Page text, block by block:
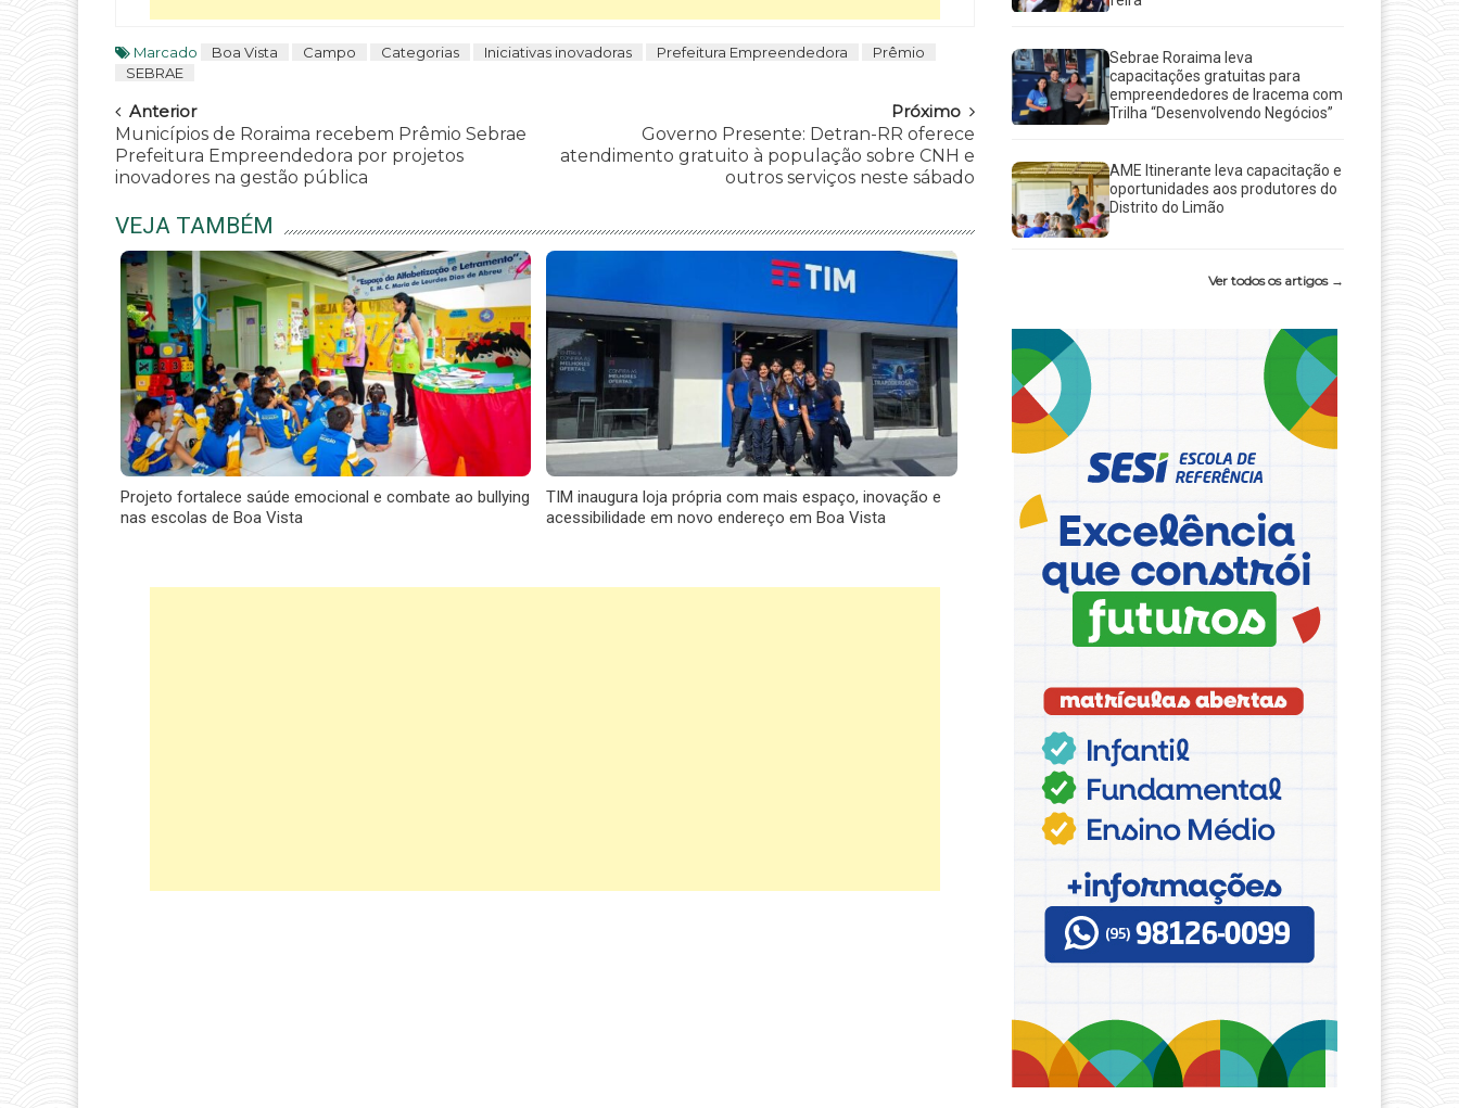
Marcado Boa Vista Campo Categorias Iniciativas inovadoras Prefeitura Empreendedora
Prêmio
SEBRAE
Navegar
Anterior
Municípios de Roraima recebem Prêmio Sebrae
Prefeitura Empreendedora por projetos
inovadores na gestão pública
Próximo
Governo Presente: Detran-RR oferece
atendimento gratuito à população sobre CNH e
outros serviços neste sábado
VEJA TAMBÉM
Projeto fortalece saúde emocional e combate ao bullying
nas escolas de Boa Vista
TIM inaugura loja própria com mais espaço, inovação e
acessibilidade em novo endereço em Boa Vista
Sebrae Roraima leva
capacitações gratuitas para
empreendedores de Iracema com
Trilha “Desenvolvendo Negócios”
AME Itinerante leva capacitação e
oportunidades aos produtores do
Distrito do Limão
Ver todos os artigos →